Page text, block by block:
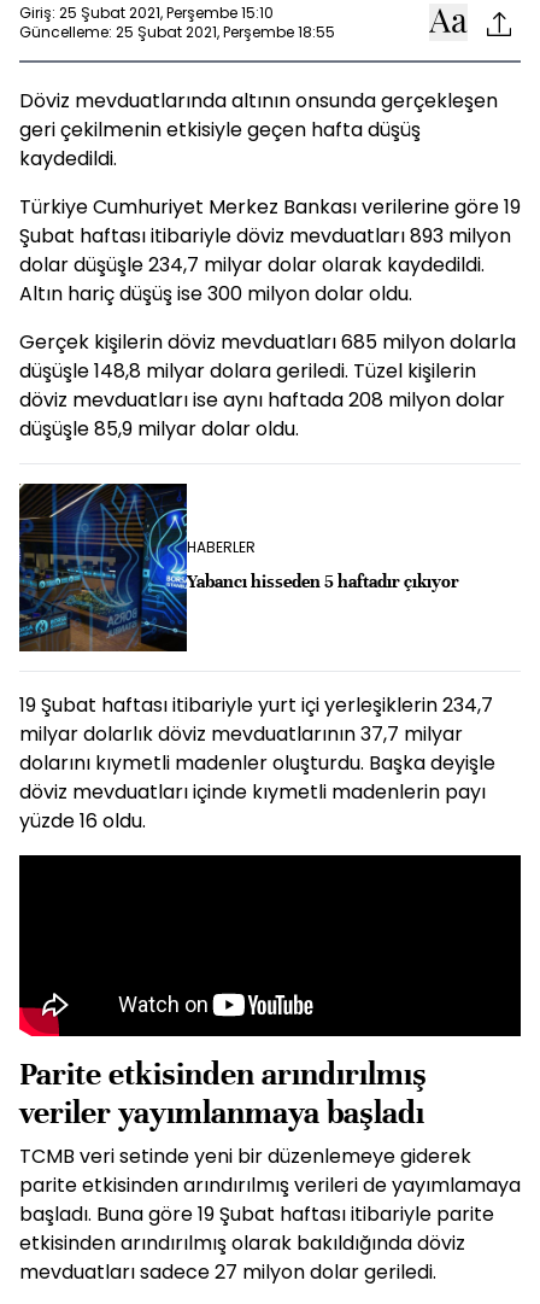
Giriş: 25 Şubat 2021, Perşembe 15:10
Güncelleme: 25 Şubat 2021, Perşembe 18:55
Döviz mevduatlarında altının onsunda gerçekleşen
geri çekilmenin etkisiyle geçen hafta düşüş
kaydedildi.
Türkiye Cumhuriyet Merkez Bankası verilerine göre 19
Şubat haftası itibariyle döviz mevduatları 893 milyon
dolar düşüşle 234,7 milyar dolar olarak kaydedildi.
Altın hariç düşüş ise 300 milyon dolar oldu.
Gerçek kişilerin döviz mevduatları 685 milyon dolarla
düşüşle 148,8 milyar dolara geriledi. Tüzel kişilerin
döviz mevduatları ise aynı haftada 208 milyon dolar
düşüşle 85,9 milyar dolar oldu.
HABERLER
Yabancı hisseden 5 haftadır çıkıyor
19 Şubat haftası itibariyle yurt içi yerleşiklerin 234,7
milyar dolarlık döviz mevduatlarının 37,7 milyar
dolarını kıymetli madenler oluşturdu. Başka deyişle
döviz mevduatları içinde kıymetli madenlerin payı
yüzde 16 oldu.
Parite etkisinden arındırılmış
veriler yayımlanmaya başladı
TCMB veri setinde yeni bir düzenlemeye giderek
parite etkisinden arındırılmış verileri de yayımlamaya
başladı. Buna göre 19 Şubat haftası itibariyle parite
etkisinden arındırılmış olarak bakıldığında döviz
mevduatları sadece 27 milyon dolar geriledi.